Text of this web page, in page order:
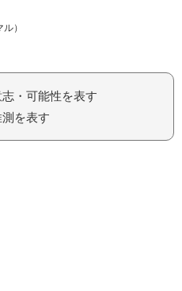
ル）
・可能性を表す
を表す